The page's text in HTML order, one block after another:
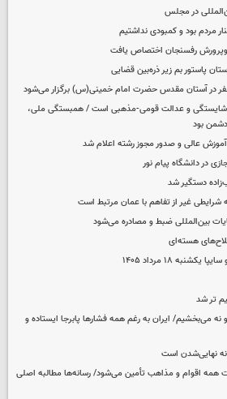
در مجلس
مردم بود و کمبودی نداشتیم
پاستور بم زیر ذره‌بین قضایی
صفر در آستان مقدس حضرت امام خمینی(س) برگزار می‌شود
شایستگی و عدالت قومی-مذهبی است / همبستگی ملی،
دشمن بود
عالی و صدور مجوز رشته اعلام شد
در دانشگاه پیام نور
دستگیر شد
شرایطی غیر از تفاهم با عمان مرتبط است
بین‌المللی ضبط و مصادره می‌شود
هسته‌ای
۱۸ مرداد ۱۴۰۵
تر شد
می‌بخشیم/ ایران به رغم همه فشارها پابرجا ایستاده و
نهایی‌شدن است
همه اقوام و مذاهب تأمین می‌شود/ رسانه‌ها مطالبه اصلی